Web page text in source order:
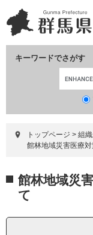
ー
ジ
ニ
ュ
て
キーワードでさがす
トップページ > 組
館林地域災害医療
文 館林地域災
て